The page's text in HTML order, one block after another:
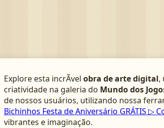
Explore esta incrÃ­vel obra de arte digital,
criatividade na galeria do Mundo dos
de nossos usuários, utilizando nossa
Bichinhos Festa de Aniversário GRÁTIS ▷
vibrantes e imaginação.